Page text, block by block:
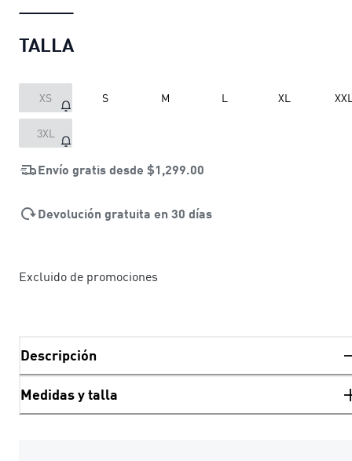
TALLA
XS S M L XL
3XL
Envío gratis desde $1,299.00
Devolución gratuita en 30 días
Excluido de promociones
Descripción
Medidas y talla